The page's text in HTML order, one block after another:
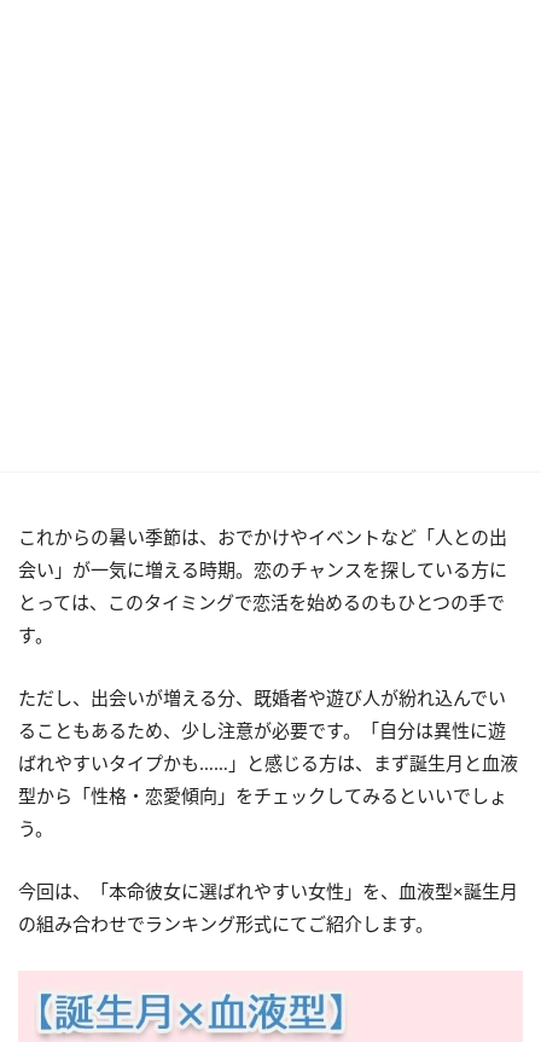
これからの暑い季節は、おでかけやイベントなど「人との出
会い」が一気に増える時期。恋のチャンスを探している方に
とっては、このタイミングで恋活を始めるのもひとつの手で
す。
ただし、出会いが増える分、既婚者や遊び人が紛れ込んでい
ることもあるため、少し注意が必要です。「自分は異性に遊
ばれやすいタイプかも……」と感じる方は、まず誕生月と血液
型から「性格・恋愛傾向」をチェックしてみるといいでしょ
う。
今回は、「本命彼女に選ばれやすい女性」を、血液型×誕生月
の組み合わせでランキング形式にてご紹介します。